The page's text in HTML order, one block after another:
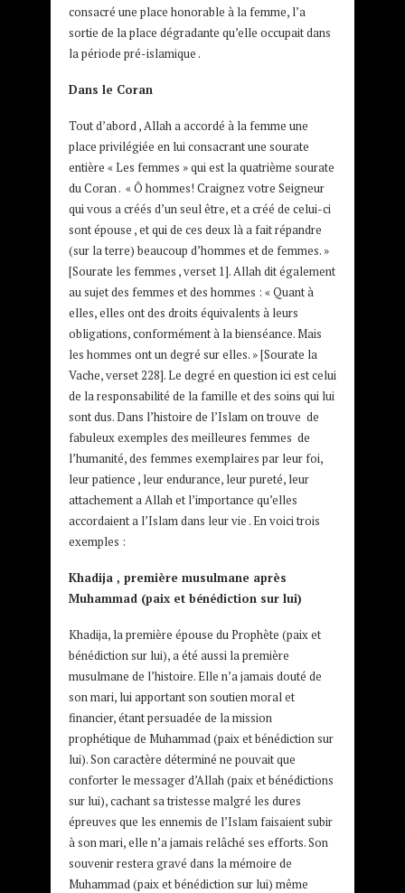
consacré une place honorable à la femme, l’a
sortie de la place dégradante qu’elle occupait dans
la période pré-islamique .
Dans le Coran
Tout d’abord , Allah a accordé à la femme une
place privilégiée en lui consacrant une sourate
entière « Les femmes » qui est la quatrième sourate
du Coran . « Ô hommes! Craignez votre Seigneur
qui vous a créés d’un seul être, et a créé de celui-ci
sont épouse , et qui de ces deux là a fait répandre
(sur la terre) beaucoup d’hommes et de femmes. »
[Sourate les femmes , verset 1]. Allah dit également
au sujet des femmes et des hommes : «Quant à
elles, elles ont des droits équivalents à leurs
obligations, conformément à la bienséance. Mais
les hommes ont un degré sur elles. » [Sourate la
Vache, verset 228]. Le degré en question ici est celui
de la responsabilité de la famille et des soins qui lui
sont dus. Dans l’histoire de l’Islam on trouve de
fabuleux exemples des meilleures femmes de
l’humanité, des femmes exemplaires par leur foi,
leur patience , leur endurance, leur pureté, leur
attachement a Allah et l’importance qu’elles
accordaient a l’Islam dans leur vie . En voici trois
exemples :
Khadija , première musulmane après
Muhammad (paix et bénédiction sur lui)
Khadija, la première épouse du Prophète (paix et
bénédiction sur lui), a été aussi la première
musulmane de l’histoire. Elle n’a jamais douté de
son mari, lui apportant son soutien moral et
financier, étant persuadée de la mission
prophétique de Muhammad (paix et bénédiction sur
lui). Son caractère déterminé ne pouvait que
conforter le messager d’Allah (paix et bénédictions
sur lui), cachant sa tristesse malgré les dures
épreuves que les ennemis de l’Islam faisaient subir
à son mari, elle n’a jamais relâché ses efforts. Son
souvenir restera gravé dans la mémoire de
Muhammad (paix et bénédiction sur lui) même